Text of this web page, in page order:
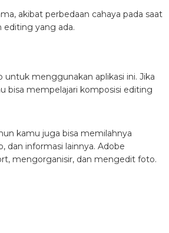
akibat perbedaan cahaya pada saat
yang ada.
menggunakan aplikasi ini. Jika
bisa mempelajari komposisi editing
kamu juga bisa memilahnya
dan informasi lainnya. Adobe
mengorganisir, dan mengedit foto.